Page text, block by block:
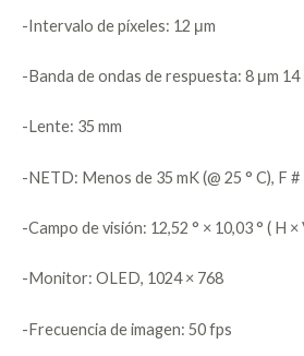
-Intervalo de píxeles: 12 μm
-Banda de ondas de respuesta: 8 μm 14
-Lente: 35 mm
-NETD: Menos de 35 mK (@ 25 ° C), F #
-Campo de visión: 12,52 ° × 10,03 ° ( H ×
-Monitor: OLED, 1024 × 768
-Frecuencia de imagen: 50 fps